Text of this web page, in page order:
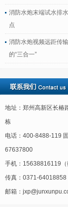
消防水炮末端试水排
点
消防水炮视频远距传
的“三合一”
地址：郑州高新区长椿
栋
电话：400-8488-119
67637800
手机：15638816119（
传真：0371-64018858
邮箱：